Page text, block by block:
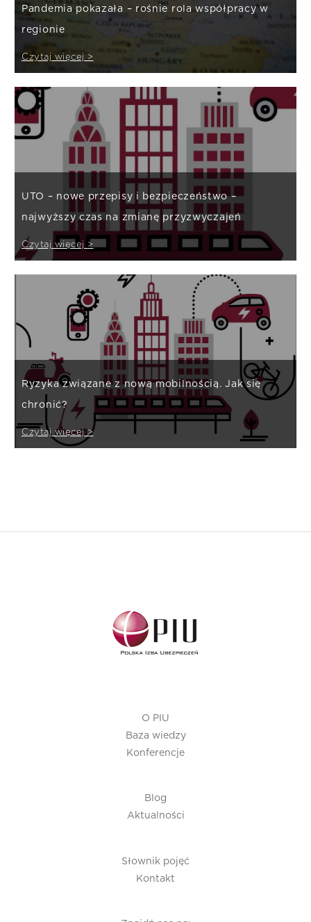
Pandemia pokazała – rośnie rola współpracy w
regionie
Czytaj więcej >
UTO – nowe przepisy i bezpieczeństwo –
najwyższy czas na zmianę przyzwyczajeń
Czytaj więcej >
Ryzyka związane z nową mobilnością. Jak się
chronić?
Czytaj więcej >
O PIU
Baza wiedzy
Konferencje
Blog
Aktualności
Słownik pojęć
Kontakt